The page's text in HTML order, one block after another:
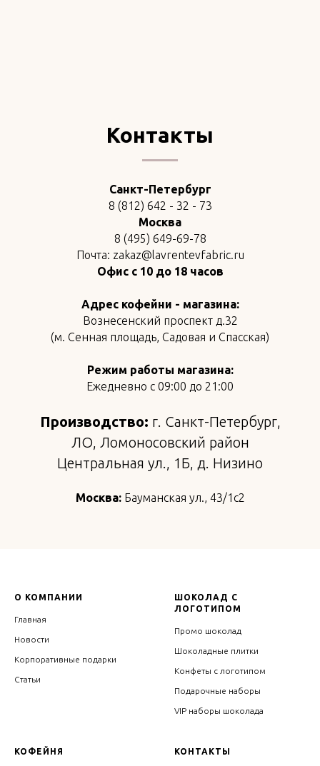
Контакты
Санкт-Петербург
8 (812) 642 - 32 - 73
Москва
8 (495) 649-69-78
Почта: zakaz@lavrentevfabric.ru
Офис с 10 до 18 часов
Адрес кофейни - магазина:
Вознесенский проспект д.32
(м. Сенная площадь, Садовая и Спасская)
Режим работы магазина:
Ежедневно с 09:00 до 21:00
Производство: г. Санкт-Петербург,
ЛО, Ломоносовский район
Центральная ул., 1Б, д. Низино
Москва:Бауманская ул., 43/1с2
О КОМПАНИИ
Главная
Новости
Корпоративные подарки
Статьи
ШОКОЛАД С
ЛОГОТИПОМ
Промо шоколад
Шоколадные плитки
Конфеты с логотипом
Подарочные наборы
VIP наборы шоколада
КОФЕЙНЯ КОНТАКТЫ